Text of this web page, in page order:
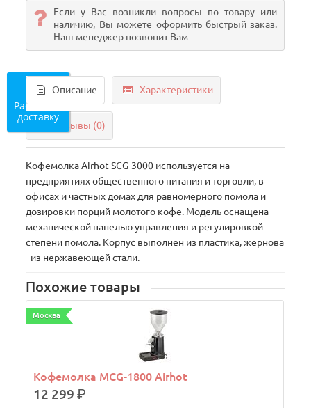
Если у Вас возникли вопросы по товару или
наличию, Вы можете оформить быстрый заказ.
Наш менеджер позвонит Вам
Описание Характеристики
Отзывы (0)
Кофемолка Airhot SCG-3000 используется на
предприятиях общественного питания и торговли, в
офисах и частных домах для равномерного помола и
дозировки порций молотого кофе. Модель оснащена
механической панелью управления и регулировкой
степени помола. Корпус выполнен из пластика, жернова
- из нержавеющей стали.
Похожие товары
Москва
Кофемолка MCG-1800 Airhot
12 299р.
Рассчитать
доставку